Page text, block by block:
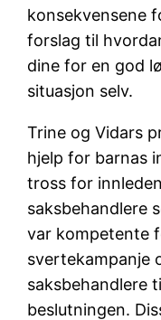
konsekvensene
forslag til
dine for en god
situasjon selv.
Trine og Vidars
hjelp for barnas
tross for
saksbehandlere
var kompetente
svertekampanje
saksbehandlere
beslutningen.